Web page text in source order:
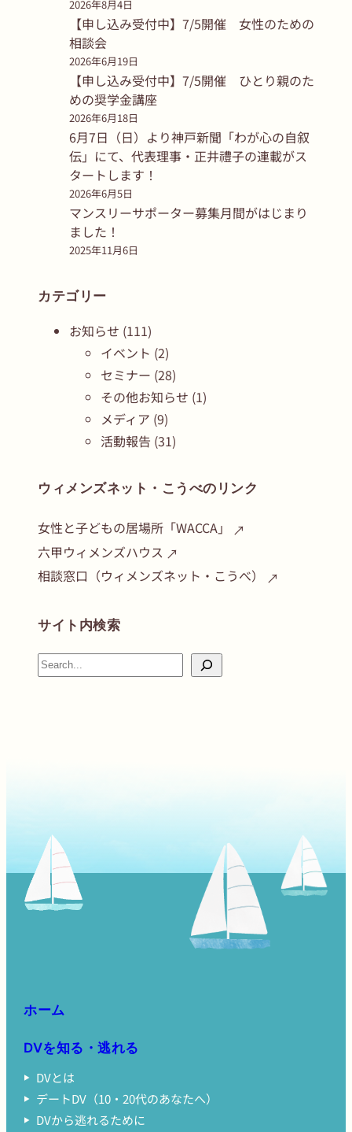
2026年8月4日
【申し込み受付中】7/5開催 女性のための
相談会
2026年6月19日
【申し込み受付中】7/5開催 ひとり親のた
めの奨学金講座
2026年6月18日
6月7日（日）より神戸新聞「わが心の自叙
伝」にて、代表理事・正井禮子の連載がス
タートします！
2026年6月5日
マンスリーサポーター募集月間がはじまり
ました！
2025年11月6日
カテゴリー
お知らせ (111)
イベント (2)
セミナー (28)
その他お知らせ (1)
メディア (9)
活動報告 (31)
ウィメンズネット・こうべのリンク
女性と子どもの居場所「WACCA」
六甲ウィメンズハウス
相談窓口（ウィメンズネット・こうべ）
サイト内検索
検
ホーム
DVを知る・逃れる
DVとは
デートDV（10・20代のあなたへ）
DVから逃れるために